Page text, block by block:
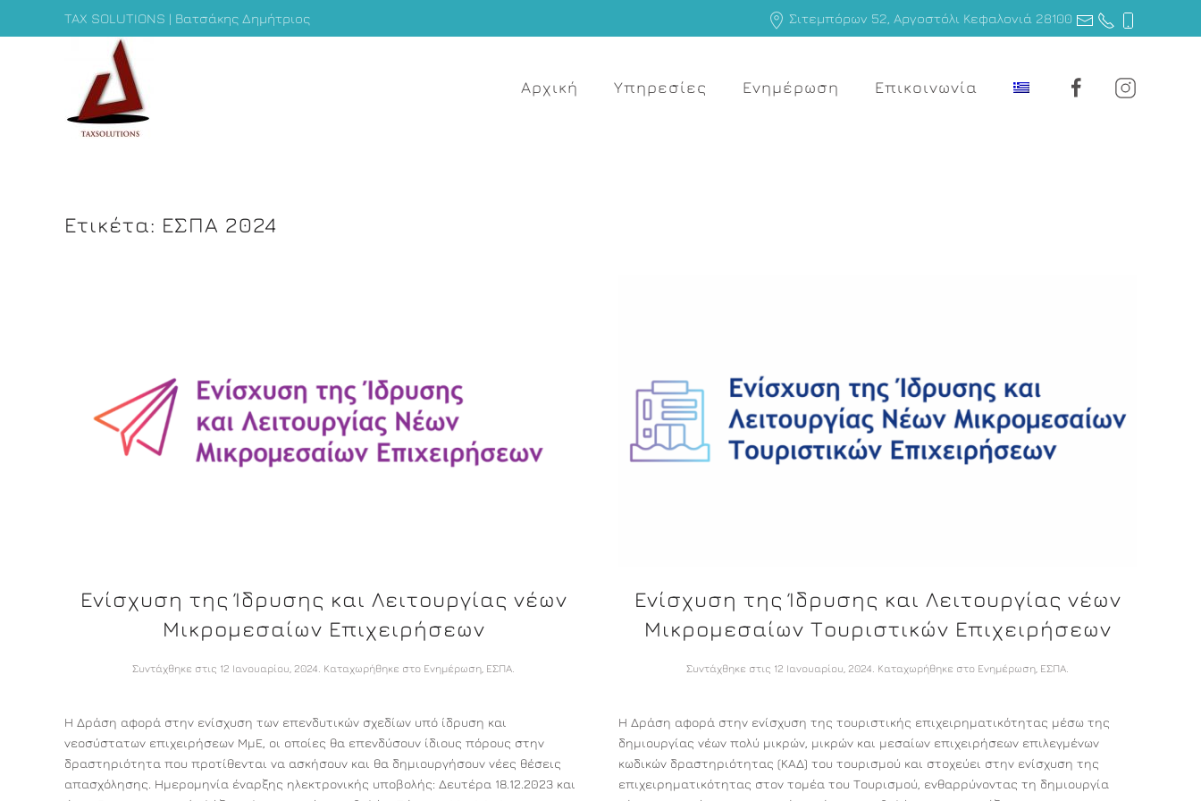
TAX SOLUTIONS | Βατσάκης Δημήτριος Σιτεμπόρων 52, Αργοστόλι Κεφαλονιά 28100
Αρχική Υπηρεσίες Ενημέρωση Επικοινωνία
Ετικέτα: ΕΣΠΑ 2024
Ενίσχυση της Ίδρυσης και Λειτουργίας νέων
Μικρομεσαίων Επιχειρήσεων
Συντάχθηκε στις 12 Ιανουαρίου, 2024. Καταχωρήθηκε στο Ενημέρωση, ΕΣΠΑ.
Η Δράση αφορά στην ενίσχυση των επενδυτικών σχεδίων υπό ίδρυση και
νεοσύστατων επιχειρήσεων ΜμΕ, οι οποίες θα επενδύσουν ίδιους πόρους στην
δραστηριότητα που προτίθενται να ασκήσουν και θα δημιουργήσουν νέες θέσεις
απασχόλησης. Ημερομηνία έναρξης ηλεκτρονικής υποβολής: Δευτέρα 18.12.2023 και
Ενίσχυση της Ίδρυσης και Λειτουργίας νέων
Μικρομεσαίων Τουριστικών Επιχειρήσεων
Συντάχθηκε στις 12 Ιανουαρίου, 2024. Καταχωρήθηκε στο Ενημέρωση, ΕΣΠΑ.
Η Δράση αφορά στην ενίσχυση της τουριστικής επιχειρηματικότητας μέσω της
δημιουργίας νέων πολύ μικρών, μικρών και μεσαίων επιχειρήσεων επιλεγμένων
κωδικών δραστηριότητας (ΚΑΔ) του τουρισμού και στοχεύει στην ενίσχυση της
επιχειρηματικότητας στον τομέα του Τουρισμού, ενθαρρύνοντας τη δημιουργία